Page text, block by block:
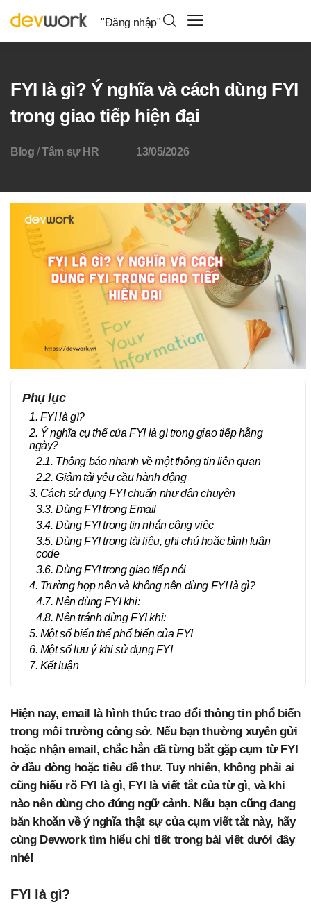
"Đăng nhập"
FYI là gì? Ý nghĩa và cách dùng FYI
trong giao tiếp hiện đại
Blog / Tâm sự HR 13/05/2026
Phụ lục
1. FYI là gì?
2. Ý nghĩa cụ thể của FYI là gì trong giao tiếp hằng
ngày?
2.1. Thông báo nhanh về một thông tin liên quan
2.2. Giảm tải yêu cầu hành động
3. Cách sử dụng FYI chuẩn như dân chuyên
3.3. Dùng FYI trong Email
3.4. Dùng FYI trong tin nhắn công việc
3.5. Dùng FYI trong tài liệu, ghi chú hoặc bình luận
code
3.6. Dùng FYI trong giao tiếp nói
4. Trường hợp nên và không nên dùng FYI là gì?
4.7. Nên dùng FYI khi:
4.8. Nên tránh dùng FYI khi:
5. Một số biến thể phổ biến của FYI
6. Một số lưu ý khi sử dụng FYI
7. Kết luận
Hiện nay, email là hình thức trao đổi thông tin phổ biến
trong môi trường công sở. Nếu bạn thường xuyên gửi
hoặc nhận email, chắc hẳn đã từng bắt gặp cụm từ FYI
ở đầu dòng hoặc tiêu đề thư. Tuy nhiên, không phải ai
cũng hiểu rõ FYI là gì, FYI là viết tắt của từ gì, và khi
nào nên dùng cho đúng ngữ cảnh. Nếu bạn cũng đang
băn khoăn về ý nghĩa thật sự của cụm viết tắt này, hãy
cùng Devwork tìm hiểu chi tiết trong bài viết dưới đây
nhé!
FYI là gì?